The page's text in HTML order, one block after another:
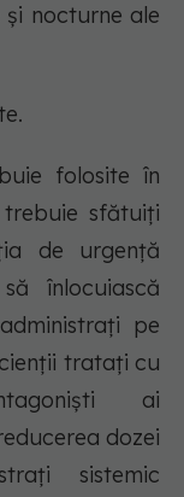
nocturne ale
folosite în
sfătuiți
de urgență
înlocuiască
pe
tratați cu
ai
dozei
sistemic